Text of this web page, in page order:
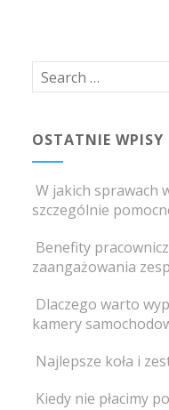
OSTATNIE WPISY
W jakich sprawach
szczególnie
Benefity
zaangażowania
Dlaczego warto
kamery
Najlepsze koła i
Kiedy nie płacimy